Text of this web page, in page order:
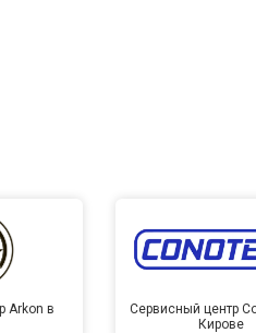
Arkon в
Сервисный центр
Кирове